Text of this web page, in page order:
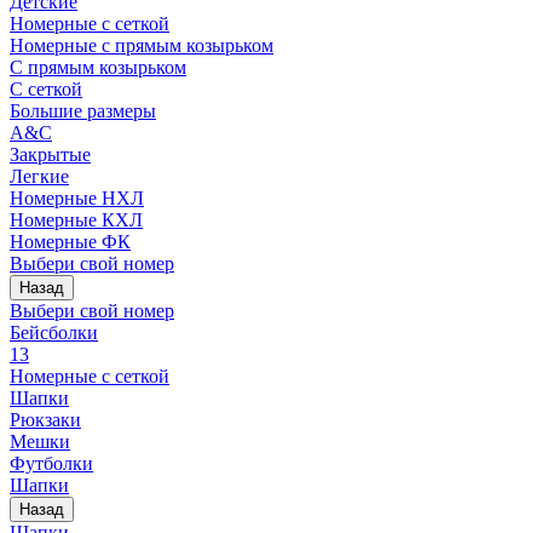
Номерные с сеткой
Номерные с прямым козырьком
С прямым козырьком
С сеткой
Большие размеры
A&C
Закрытые
Легкие
Номерные НХЛ
Номерные КХЛ
Номерные ФК
Выбери свой номер
Назад
Выбери свой номер
Бейсболки
13
Номерные с сеткой
Шапки
Рюкзаки
Мешки
Футболки
Шапки
Назад